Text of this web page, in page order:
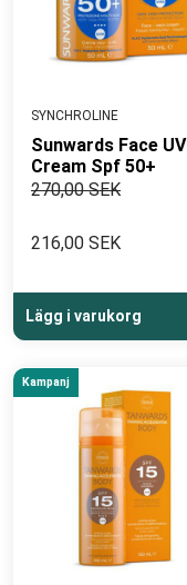
SYNCHROLINE
Sunwards Face UV
Cream Spf 50+
270,00 SEK
216,00 SEK
Lägg i varukorg
Kampanj